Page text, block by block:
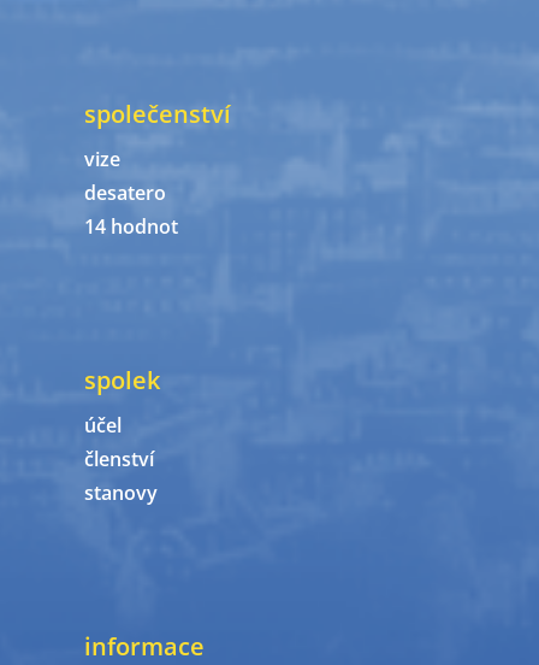
společenství
vize
desatero
14 hodnot
spolek
účel
členství
stanovy
informace